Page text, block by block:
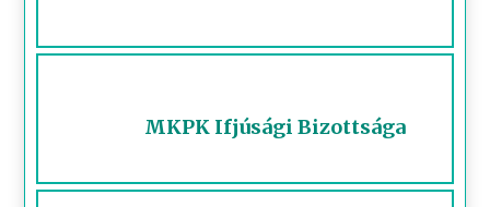
MKPK Ifjúsági Bizottsága